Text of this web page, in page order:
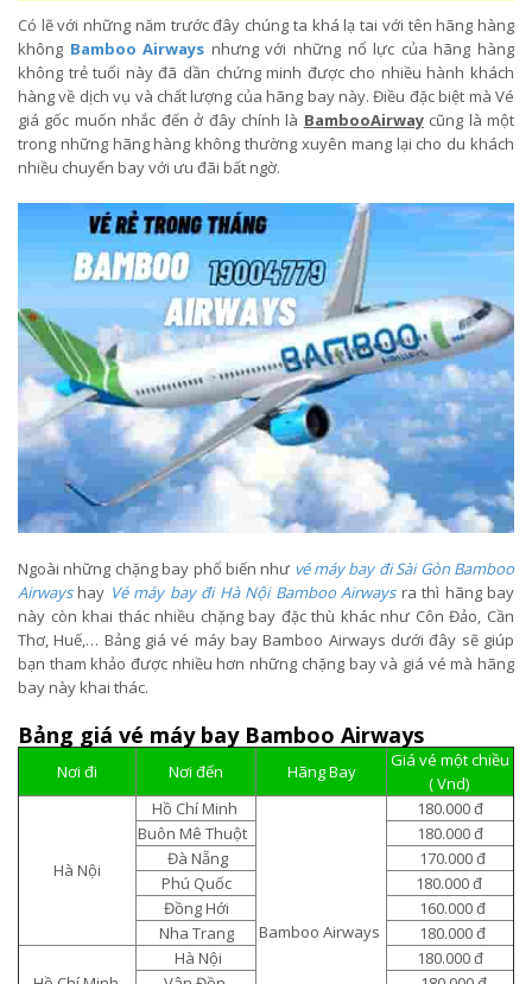
Có lẽ với những năm trước đây chúng ta khá lạ tai với tên hãng hàng
không Bamboo Airways nhưng với những nổ lực của hãng hàng
không trẻ tuổi này đã dần chứng minh được cho nhiều hành khách
hàng về dịch vụ và chất lượng của hãng bay này. Điều đặc biệt mà Vé
giá gốc muốn nhắc đến ở đây chính là BambooAirwaycũng là một
trong những hãng hàng không thường xuyên mang lại cho du khách
nhiều chuyến bay với ưu đãi bất ngờ.
Ngoài những chặng bay phổ biến như vé máy bay đi Sài Gòn Bamboo
Airwayshay Vé máy bay đi Hà Nội Bamboo Airwaysra thì hãng bay
này còn khai thác nhiều chặng bay đặc thù khác như Côn Đảo, Cần
Thơ, Huế,… Bảng giá vé máy bay Bamboo Airways dưới đây sẽ giúp
bạn tham khảo được nhiều hơn những chặng bay và giá vé mà hãng
bay này khai thác.
Bảng giá vé máy bay Bamboo Airways
Nơi đi Nơi đến Hãng Bay
Giá vé một chiều
( Vnd)
Hà Nội
Hồ Chí Minh
Bamboo Airways
180.000 đ
Buôn Mê Thuột
180.000 đ
Đà Nẵng
170.000 đ
Phú Quốc
180.000 đ
Đồng Hới
160.000 đ
Nha Trang
180.000 đ
Hà Nội
180.000 đ